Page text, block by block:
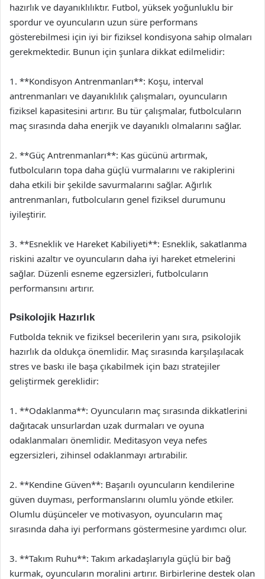
hazırlık ve dayanıklılıktır. Futbol, yüksek yoğunluklu bir
spordur ve oyuncuların uzun süre performans
gösterebilmesi için iyi bir fiziksel kondisyona sahip olmaları
gerekmektedir. Bunun için şunlara dikkat edilmelidir:
1. **Kondisyon Antrenmanları**: Koşu, interval
antrenmanları ve dayanıklılık çalışmaları, oyuncuların
fiziksel kapasitesini artırır. Bu tür çalışmalar, futbolcuların
maç sırasında daha enerjik ve dayanıklı olmalarını sağlar.
2. **Güç Antrenmanları**: Kas gücünü artırmak,
futbolcuların topa daha güçlü vurmalarını ve rakiplerini
daha etkili bir şekilde savurmalarını sağlar. Ağırlık
antrenmanları, futbolcuların genel fiziksel durumunu
iyileştirir.
3. **Esneklik ve Hareket Kabiliyeti**: Esneklik, sakatlanma
riskini azaltır ve oyuncuların daha iyi hareket etmelerini
sağlar. Düzenli esneme egzersizleri, futbolcuların
performansını artırır.
Psikolojik Hazırlık
Futbolda teknik ve fiziksel becerilerin yanı sıra, psikolojik
hazırlık da oldukça önemlidir. Maç sırasında karşılaşılacak
stres ve baskı ile başa çıkabilmek için bazı stratejiler
geliştirmek gereklidir:
1. **Odaklanma**: Oyuncuların maç sırasında dikkatlerini
dağıtacak unsurlardan uzak durmaları ve oyuna
odaklanmaları önemlidir. Meditasyon veya nefes
egzersizleri, zihinsel odaklanmayı artırabilir.
2. **Kendine Güven**: Başarılı oyuncuların kendilerine
güven duyması, performanslarını olumlu yönde etkiler.
Olumlu düşünceler ve motivasyon, oyuncuların maç
sırasında daha iyi performans göstermesine yardımcı olur.
3. **Takım Ruhu**: Takım arkadaşlarıyla güçlü bir bağ
kurmak, oyuncuların moralini artırır. Birbirlerine destek olan